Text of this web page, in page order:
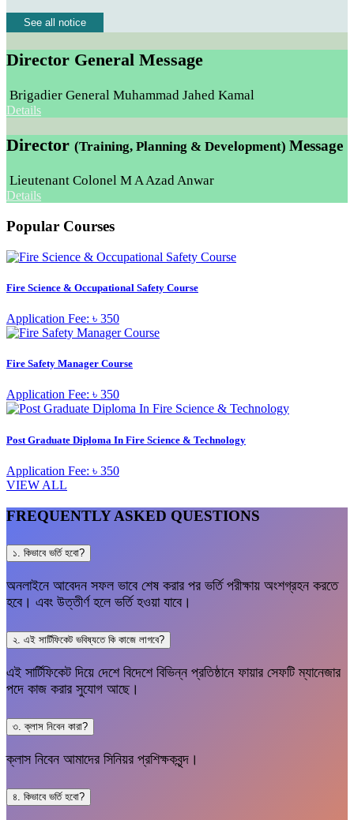
See all notice
Director General Message
Brigadier General Muhammad Jahed Kamal
Details
Director (Training, Planning & Development) Message
Lieutenant Colonel M A Azad Anwar
Details
Popular Courses
Fire Science & Occupational Safety Course
Application Fee: ৳ 350
Fire Safety Manager Course
Application Fee: ৳ 350
Post Graduate Diploma In Fire Science & Technology
Application Fee: ৳ 350
VIEW ALL
FREQUENTLY ASKED QUESTIONS
১. কিভাবে ভর্তি হবো?
অনলাইনে আবেদন সফল ভাবে শেষ করার পর ভর্তি পরীক্ষায় অংশগ্রহন করতে
হবে। এবং উত্তীর্ণ হলে ভর্তি হওয়া যাবে।
২. এই সার্টিফিকেট ভবিষ্যতে কি কাজে লাগবে?
এই সার্টিফিকেট দিয়ে দেশে বিদেশে বিভিন্ন প্রতিষ্ঠানে ফায়ার সেফটি ম্যানেজার
পদে কাজ করার সুযোগ আছে।
৩. ক্লাস নিবেন কারা?
ক্লাস নিবেন আমাদের সিনিয়র প্রশিক্ষকবৃন্দ।
৪. কিভাবে ভর্তি হবো?